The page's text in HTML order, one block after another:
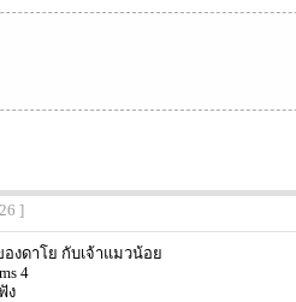
]
งดาโย กับเจ้าแมวน้อย
4
ง